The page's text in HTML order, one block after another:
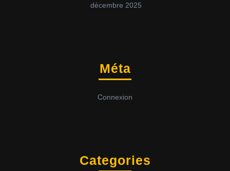
décembre 2025
Méta
Connexion
Categories